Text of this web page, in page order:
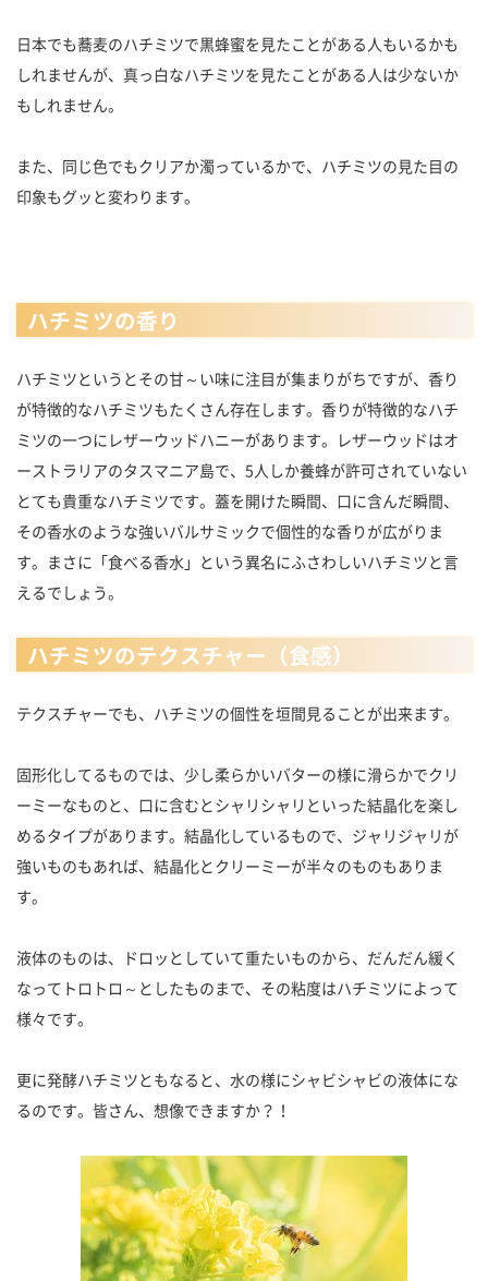
日本でも蕎麦のハチミツで黒蜂蜜を見たことがある人もいるかも
しれませんが、真っ白なハチミツを見たことがある人は少ないか
もしれません。
また、同じ色でもクリアか濁っているかで、ハチミツの見た目の
印象もグッと変わります。
ハチミツの香り
ハチミツというとその甘～い味に注目が集まりがちですが、香り
が特徴的なハチミツもたくさん存在します。香りが特徴的なハチ
ミツの一つにレザーウッドハニーがあります。レザーウッドはオ
ーストラリアのタスマニア島で、5人しか養蜂が許可されていない
とても貴重なハチミツです。蓋を開けた瞬間、口に含んだ瞬間、
その香水のような強いバルサミックで個性的な香りが広がりま
す。まさに「食べる香水」という異名にふさわしいハチミツと言
えるでしょう。
ハチミツのテクスチャー（食感）
テクスチャーでも、ハチミツの個性を垣間見ることが出来ます。
固形化してるものでは、少し柔らかいバターの様に滑らかでクリ
ーミーなものと、口に含むとシャリシャリといった結晶化を楽し
めるタイプがあります。結晶化しているもので、ジャリジャリが
強いものもあれば、結晶化とクリーミーが半々のものもありま
す。
液体のものは、ドロッとしていて重たいものから、だんだん緩く
なってトロトロ～としたものまで、その粘度はハチミツによって
様々です。
更に発酵ハチミツともなると、水の様にシャビシャビの液体にな
るのです。皆さん、想像できますか？！